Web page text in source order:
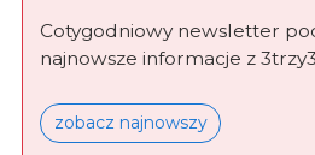
Cotygodniowy newsletter
najnowsze informacje z
zobacz najnowszy